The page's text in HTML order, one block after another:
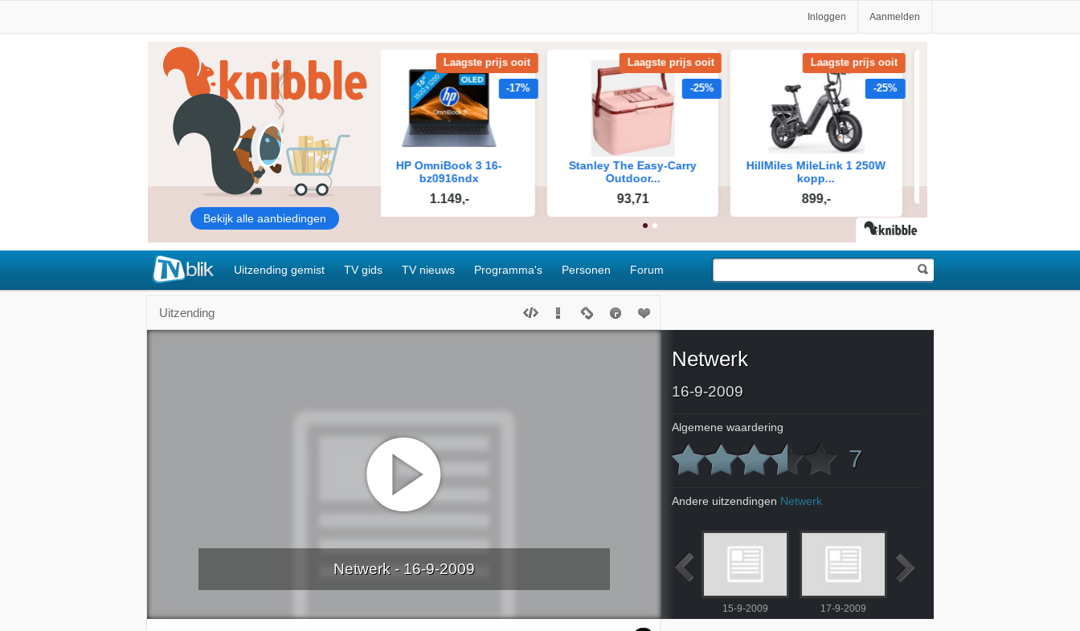
Inloggen Aanmelden
Uitzending gemist TV gids TV nieuws Programma's Personen Forum
Uitzending
Netwerk - 16-9-2009
Netwerk
16-9-2009
Algemene waardering
7
Andere uitzendingen Netwerk
15-9-2009 17-9-2009